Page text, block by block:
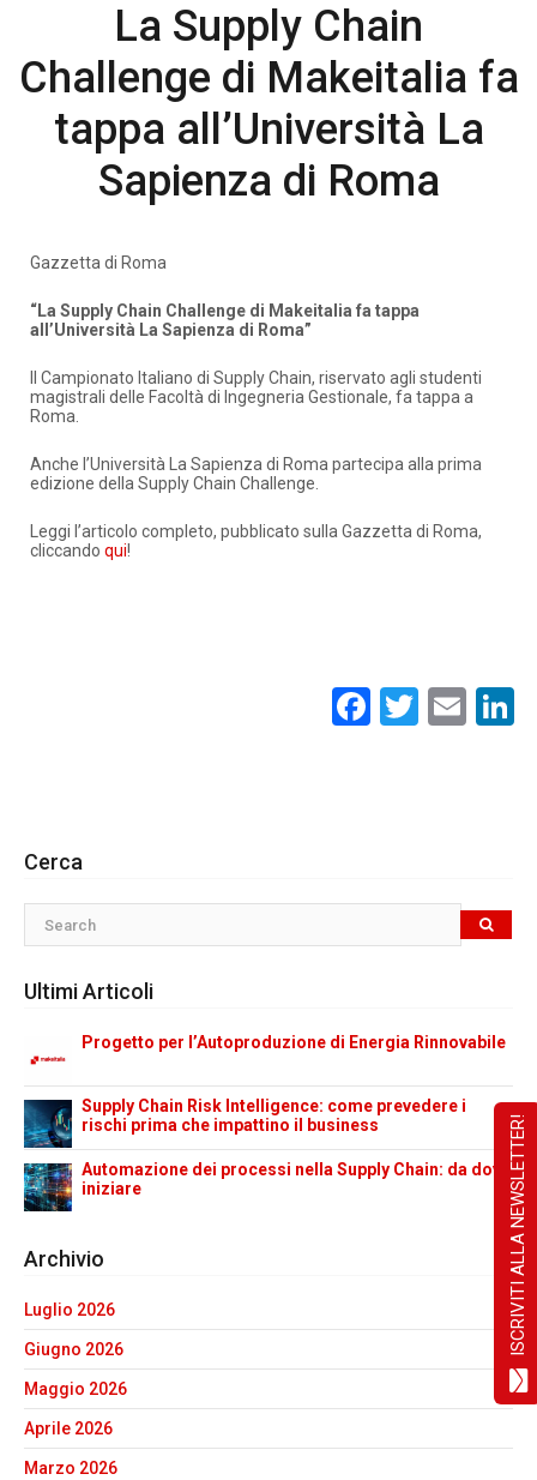
La Supply Chain
Challenge di Makeitalia fa
tappa all’Università La
Sapienza di Roma
Gazzetta di Roma
“La Supply Chain Challenge di Makeitalia fa tappa
all’Università La Sapienza di Roma”
Il Campionato Italiano di Supply Chain, riservato agli studenti
magistrali delle Facoltà di Ingegneria Gestionale, fa tappa a
Roma.
Anche l’Università La Sapienza di Roma partecipa alla prima
edizione della Supply Chain Challenge.
Leggi l’articolo completo, pubblicato sulla Gazzetta di Roma,
cliccando qui!
Facebook
Cerca
Ultimi Articoli
Progetto per l’Autoproduzione di Energia Rinnovabile
Supply Chain Risk Intelligence: come prevedere i
rischi prima che impattino il business
Automazione dei processi nella Supply Chain: da dove
iniziare
Archivio
Luglio 2026
Giugno 2026
Maggio 2026
Aprile 2026
Marzo 2026
ISCRIVITI ALLA NEWSLETTER!